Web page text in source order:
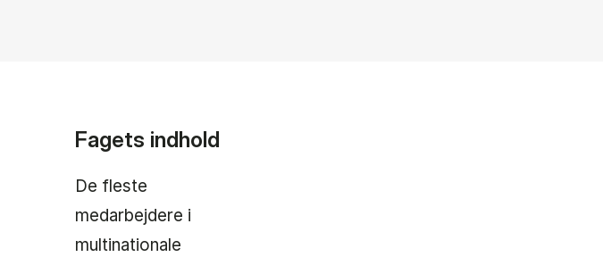
Fagets indhold
De fleste
medarbejdere i
multinationale